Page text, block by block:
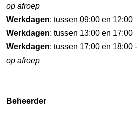
op afroep
Werkdagen: tussen 09:00 en 12:00
Werkdagen: tussen 13:00 en 17:00
Werkdagen: tussen 17:00 en 18:00 -
op afroep
Beheerder